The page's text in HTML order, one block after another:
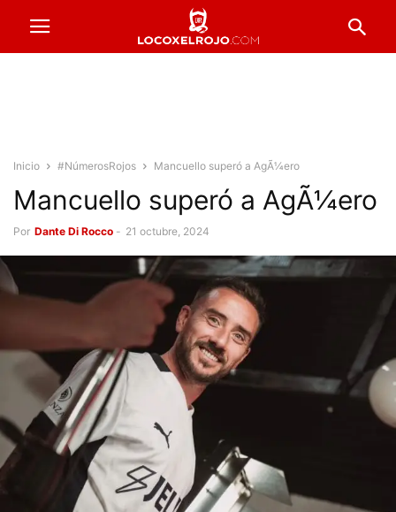
Inicio #NúmerosRojos Mancuello superó a AgÃ¼ero
Mancuello superó a AgÃ¼ero
Por Dante Di Rocco - 21 octubre, 2024